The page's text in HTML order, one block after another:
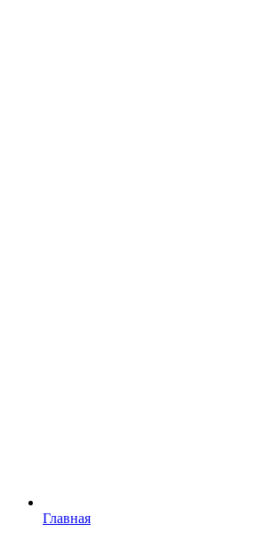
Главная